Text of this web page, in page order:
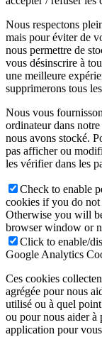
Nous respectons
mais pour éviter de
nous permettre de
vous désinscrire à
une meilleure
supprimerons tous
Nous vous
ordinateur dans
nous avons stocké.
pas afficher ou
les vérifier dans les
Check to enable
cookies if you do not
Otherwise you will
browser window or
Click to enable/
Google Analytics
Ces cookies
agrégée pour nous
utilisé ou à quel
ou pour nous aider à
application pour